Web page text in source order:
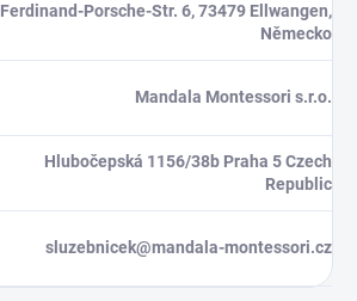
Ferdinand-Porsche-Str. 6, 73479 Ellwangen,
Německo
Mandala Montessori s.r.o.
Hlubočepská 1156/38b Praha 5 Czech
Republic
sluzebnicek@mandala-montessori.cz